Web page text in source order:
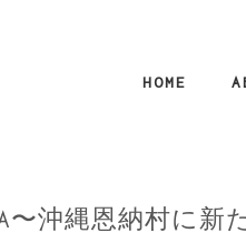
HOME
沖縄恩納村に新